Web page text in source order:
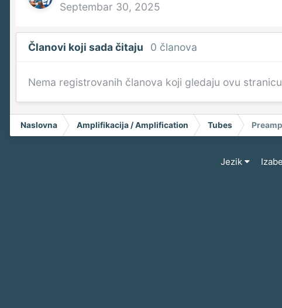
Septembar 30, 2025
Članovi koji sada čitaju 0 članova
Nema registrovanih članova koji gledaju ovu stranicu
Naslovna Amplifikacija / Amplification Tubes
Jezik